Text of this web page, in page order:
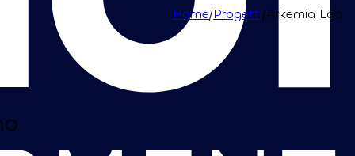
Home/Progetti/Arkemia Lab